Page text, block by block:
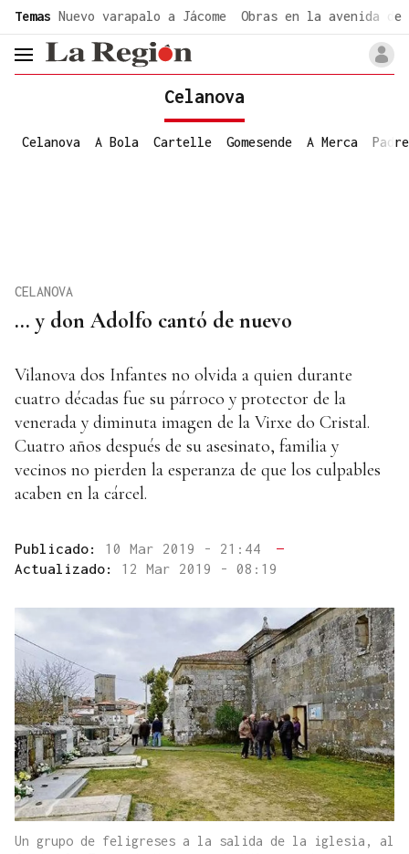
Temas Nuevo varapalo a Jácome Obras en la avenida de
header.menu.open
Celanova
Celanova A Bola Cartelle Gomesende A Merca
... y don Adolfo cantó de nuevo
CELANOVA
Vilanova dos Infantes no olvida a quien durante
cuatro décadas fue su párroco y protector de la
venerada y diminuta imagen de la Virxe do Cristal.
Cuatro años después de su asesinato, familia y
vecinos no pierden la esperanza de que los culpables
acaben en la cárcel.
Publicado: 10 Mar 2019 - 21:44
—
Actualizado: 12 Mar 2019 - 08:19
Un grupo de feligreses a la salida de la iglesia, al